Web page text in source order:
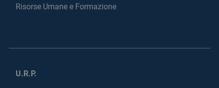
Risorse Umane e Formazione
U.R.P.